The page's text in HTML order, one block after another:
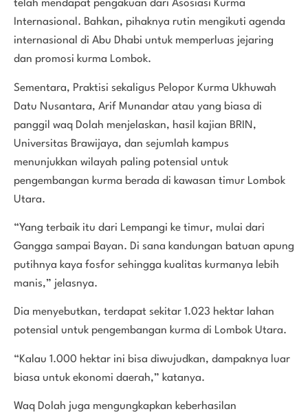
telah mendapat pengakuan dari Asosiasi Kurma
Internasional. Bahkan, pihaknya rutin mengikuti agenda
internasional di Abu Dhabi untuk memperluas jejaring
dan promosi kurma Lombok.
Sementara, Praktisi sekaligus Pelopor Kurma Ukhuwah
Datu Nusantara, Arif Munandar atau yang biasa di
panggil waq Dolah menjelaskan, hasil kajian BRIN,
Universitas Brawijaya, dan sejumlah kampus
menunjukkan wilayah paling potensial untuk
pengembangan kurma berada di kawasan timur Lombok
Utara.
“Yang terbaik itu dari Lempangi ke timur, mulai dari
Gangga sampai Bayan. Di sana kandungan batuan apung
putihnya kaya fosfor sehingga kualitas kurmanya lebih
manis,” jelasnya.
Dia menyebutkan, terdapat sekitar 1.023 hektar lahan
potensial untuk pengembangan kurma di Lombok Utara.
“Kalau 1.000 hektar ini bisa diwujudkan, dampaknya luar
biasa untuk ekonomi daerah,” katanya.
Waq Dolah juga mengungkapkan keberhasilan